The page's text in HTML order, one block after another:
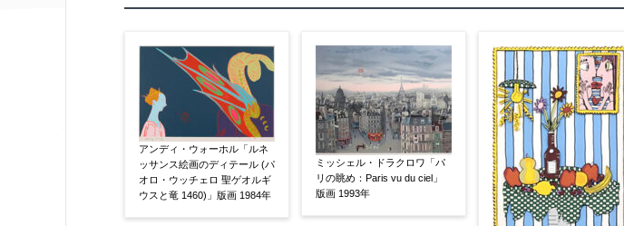
作品の画題 【任意】
作品の技法 【任意】
立体
アンディ・ウォーホル「ルネ
ッサンス絵画のディテール (パ
オロ・ウッチェロ 聖ゲオルギ
ウスと竜 1460)」版画 1984年
ミッシェル・ドラクロワ「パ
リの眺め：Paris vu du ciel」
版画 1993年